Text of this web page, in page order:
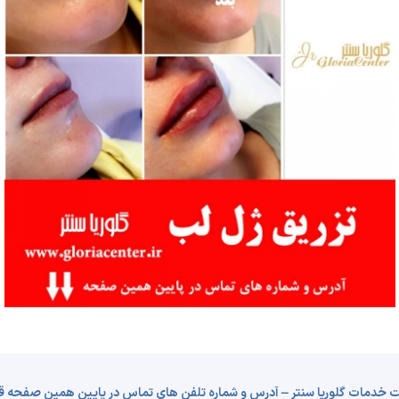
خدمات گلوریا سنتر – آدرس و شماره تلفن های تماس در پایین همین صفحه